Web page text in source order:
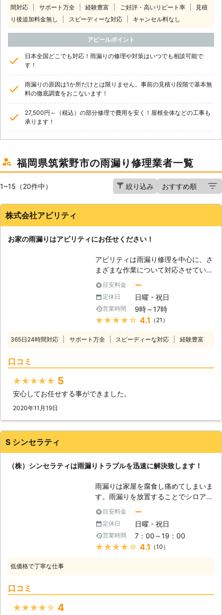
間対応
サポート万全 経験豊富 ご好評・高いリピート率
見積
り後追加料金無し
スピーディーな対応 キャンセル料なし
アピールポイント
日本全国どこでも対応！雨漏りの修理や対策はいつでも相談可能で
す！
雨漏りの原因は1か所だけとは限りません。事前の見積り段階で基本無
料の徹底調査をおこないます！
27,500円～（税込）の部分修理で費用を安く！屋根全体などの工事も
承ります！
福岡県筑紫野市の雨漏り修理業者一覧
1~15（20件中） 絞り込み
株式会社アビリティ
お家の雨漏りはアビリティにお任せください！
アビリティは雨漏り修理を中心に、さ
まざまな作業について対応させていた
だいております。皆様の生活において
発生する様々な問題点を解決するため
に日々、努力しております。 皆様か
らのご依頼を解決して、喜んでいただ
けるようにスタッフ一同頑張っていき
す。 【雨漏りについて】 住宅の雨漏
いと不快感も高く、更には害虫の侵入
るのが一番ですので、当社にご相談頂
設置もお任せください】 雨漏り修理
は、屋根の上での作業が主です。元々
そういう場所が得意なので、太陽光発
電の設置についても安心しておまかせ
いただけます。雨漏り修理の際にご相
談頂ければ、屋根の状況はもう分かっ
ていますので、最適なシステムをご提
目安料金 ー
定休日 日曜・祝日
営業時間 9時～17時
★★★★★ 4.1 （21）
365日24時間対応 サポート万全 スピーディーな対応 経験豊富
口コミ
★★★★★ 5
安心してお任せする事ができました。
2020年11月19日
S シンセラティ
（株）シンセラティは雨漏りトラブルを迅速に解決致します！
雨漏りは家屋を腐食し痛めてしまいま
す。雨漏りを放置することでシロアリ
の発生が懸念されたり、健康被害も心
配されてしまうので早急に解決すべき
住宅トラブルです。そんな雨漏りに株
式会社シンセラティはスピーディーに
対応致します。お客様が安心して暮ら
目安料金 ー
定休日 日曜・祝日
営業時間 7：00～19：00
★★★★★ 4.1 （10）
低価格で丁寧な仕事
口コミ
★★★★★ 4